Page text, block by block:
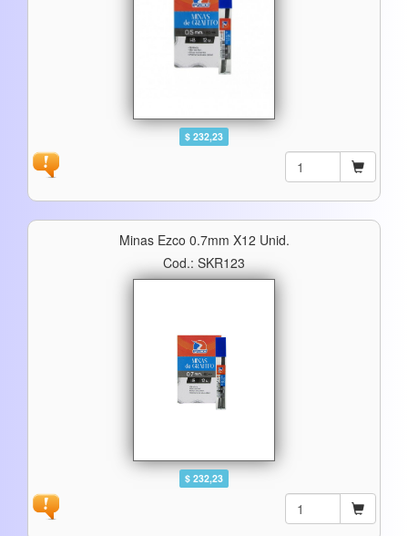
$ 232,23
Minas Ezco 0.7mm X12 Unid.
Cod.: SKR123
$ 232,23